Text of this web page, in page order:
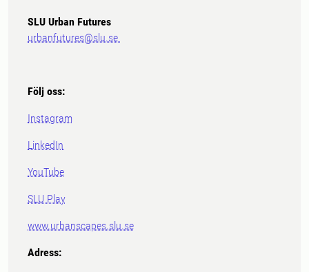
SLU Urban Futures
urbanfutures@slu.se
Följ oss:
Instagram
LinkedIn
YouTube
SLU Play
www.urbanscapes.slu.se
Adress: